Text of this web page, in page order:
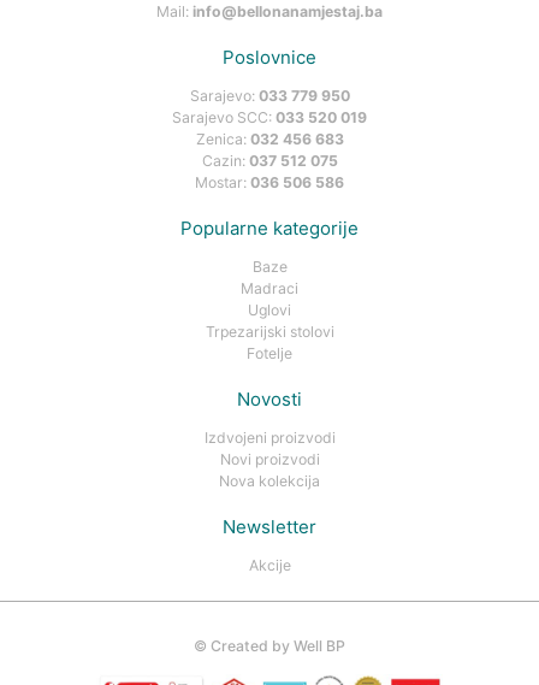
Mail: info@bellonanamjestaj.ba
Poslovnice
Sarajevo: 033 779 950
Sarajevo SCC: 033 520 019
Zenica: 032 456 683
Cazin: 037 512 075
Mostar: 036 506 586
Popularne kategorije
Baze
Madraci
Uglovi
Trpezarijski stolovi
Fotelje
Novosti
Izdvojeni proizvodi
Novi proizvodi
Nova kolekcija
Newsletter
Akcije
© Created by Well BP